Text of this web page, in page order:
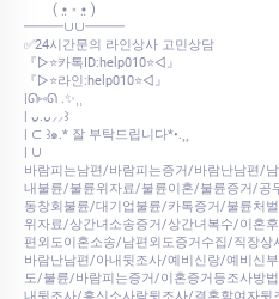
⠀⠀⠀( •̤ ༝ •̤ )
━━━∪∪━━━
✅24시간문의 라인상사 고민상담
『▷⭐카톡ID:help010⭐◁』
『▷⭐라인:help010⭐◁』
|ᘏ⑅ᘏ .✨⸒⸒
| ᴗ͈.ᴗ͈⸝⸝꒱
| ⊂ ꒱๑.* 잘 부탁드립니다*•.¸¸
| ∪
바람피는남편/바람피는증거/바람난남편/
내불륜/불륜위자료/불륜이혼/불륜증거/
동창회불륜/대기업불륜/카톡증거/불륜처
위자료/상간녀소송증거/상간녀복수/이혼
편외도이혼소송/남편외도증거수집/직장
바람난남편/아내뒷조사/예비신랑/예비신
도/불륜/바람피는증거/이혼증거등조사방